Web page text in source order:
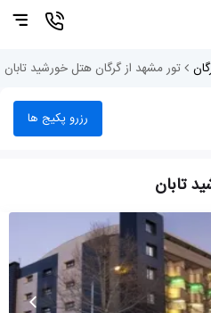
تور مشهد از گرگان هتل خورشید تابان
رزرو پکیج ها
تابان